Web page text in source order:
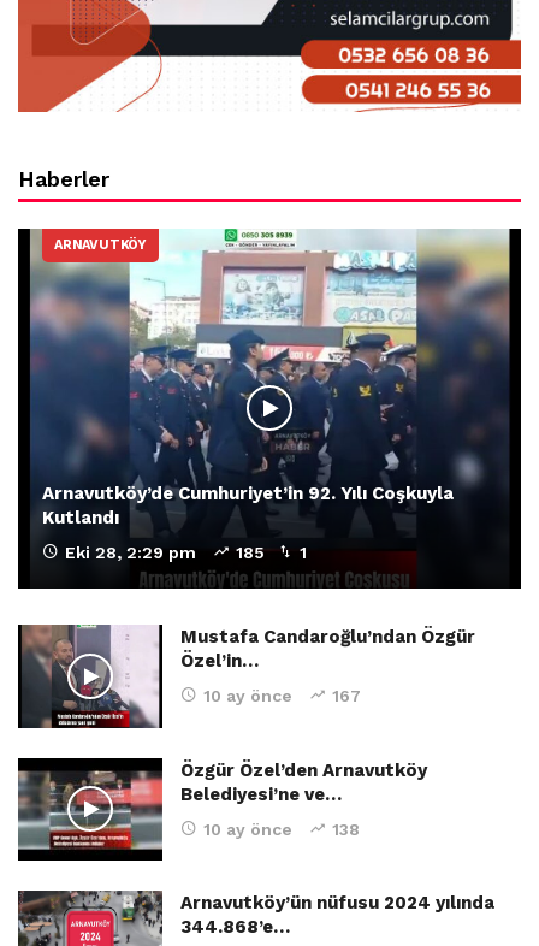
Haberler
ARNAVUTKÖY
Arnavutköy’de Cumhuriyet’in 92. Yılı Coşkuyla
Kutlandı
Eki 28, 2:29 pm 185 1
Mustafa Candaroğlu’ndan Özgür
Özel’in…
10 ay önce 167
Özgür Özel’den Arnavutköy
Belediyesi’ne ve…
10 ay önce 138
Arnavutköy’ün nüfusu 2024 yılında
344.868’e…